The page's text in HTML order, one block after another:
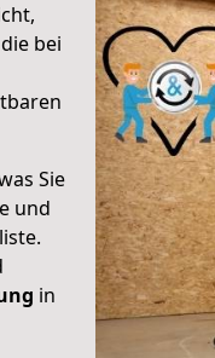
bei
Sie
und
in